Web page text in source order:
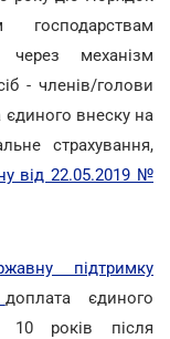
через механізм
- членів/голови
єдиного внеску на
страхування,
від 22.05.2019 №
підтримку
доплата єдиного
10 років після